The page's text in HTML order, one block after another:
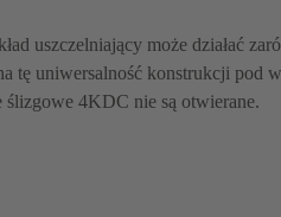
uszczelniający może działać
tę uniwersalność konstrukcji pod
ślizgowe 4KDC nie są otwierane.